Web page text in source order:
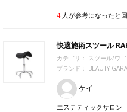
4人が参考になったと
快適施術スツール
カテゴリ： スツール/ワ
ブランド： BEAUTY
ケイ
エステティックサロン